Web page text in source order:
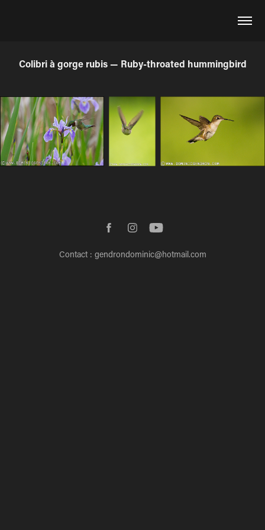
Colibri à gorge rubis — Ruby-throated hummingbird
Contact : gendrondominic@hotmail.com